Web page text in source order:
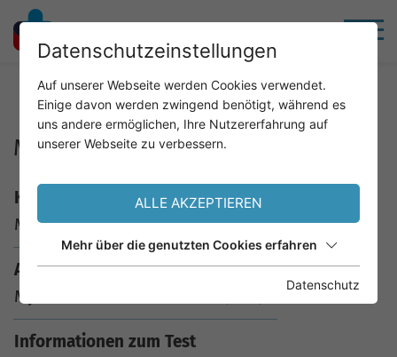
Home Service Analysenkatalog
Mycobact.tuberculosis DNA (PCR)
Kürzel
MYTUBPCR
Analyse
Mycobact.tuberculosis DNA (PCR)
Informationen zum Test
Datenschutzeinstellungen
Auf unserer Webseite werden Cookies verwendet.
Einige davon werden zwingend benötigt, während es
uns andere ermöglichen, Ihre Nutzererfahrung auf
unserer Webseite zu verbessern.
ALLE AKZEPTIEREN
Mehr über die genutzten Cookies erfahren
Datenschutz